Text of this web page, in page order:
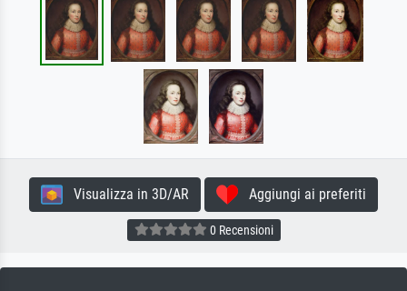
Visualizza in 3D/AR Aggiungi ai preferiti
0 Recensioni